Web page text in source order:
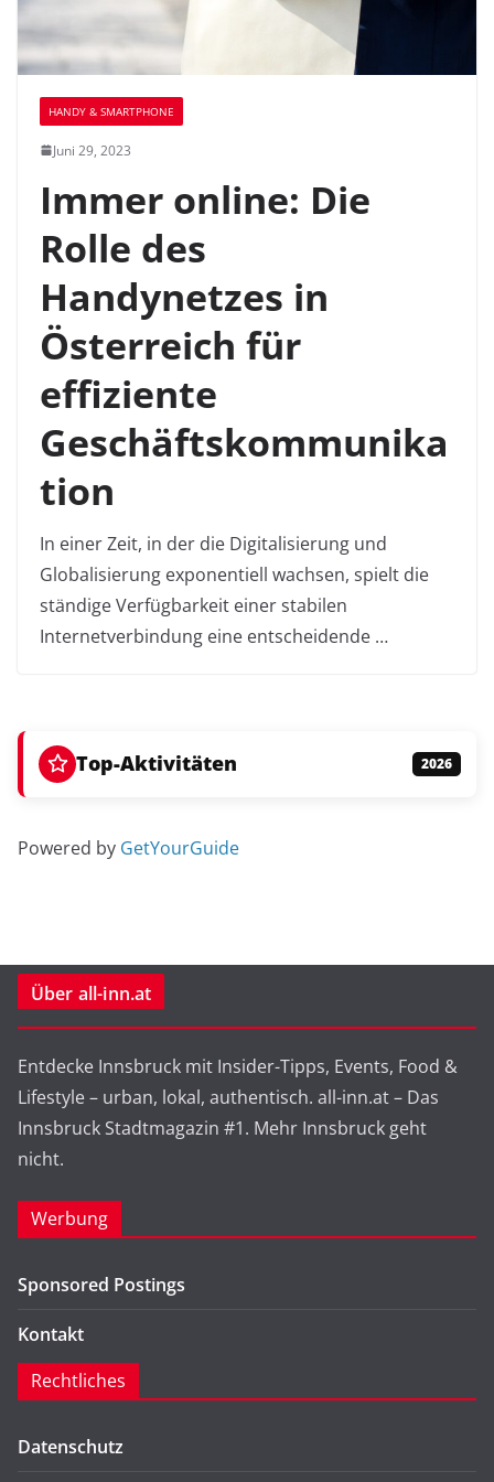
HANDY & SMARTPHONE
Juni 29, 2023
Immer online: Die
Rolle des
Handynetzes in
Österreich für
effiziente
Geschäftskommunika
tion
In einer Zeit, in der die Digitalisierung und
Globalisierung exponentiell wachsen, spielt die
ständige Verfügbarkeit einer stabilen
Internetverbindung eine entscheidende …
Top-Aktivitäten 2026
Powered by GetYourGuide
Über all-inn.at
Entdecke Innsbruck mit Insider-Tipps, Events, Food &
Lifestyle – urban, lokal, authentisch. all-inn.at – Das
Innsbruck Stadtmagazin #1. Mehr Innsbruck geht
nicht.
Werbung
Sponsored Postings
Kontakt
Rechtliches
Datenschutz